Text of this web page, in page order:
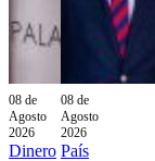
08 de
Agosto
2026
Dinero
08 de
Agosto
2026
País